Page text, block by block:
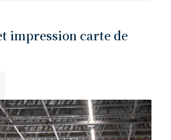
impression carte de